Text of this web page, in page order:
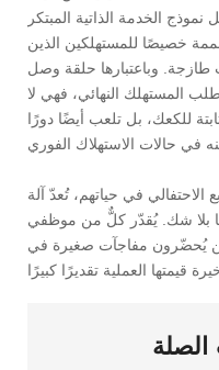
الخدمة الذاتية المبتكر
خصيصًا للمستهلكين الذين
وباعتبارها حلقة وصل
المستهلك النهائي، فهي لا
للكعك، بل تلعب أيضًا دورًا
الاحتفالي في حياتهم، تُعدّ آلة
بلا شك. يُقدّر كلٌّ من موظفي
يُحضّرون مفاجآت صغيرة في
الصلة